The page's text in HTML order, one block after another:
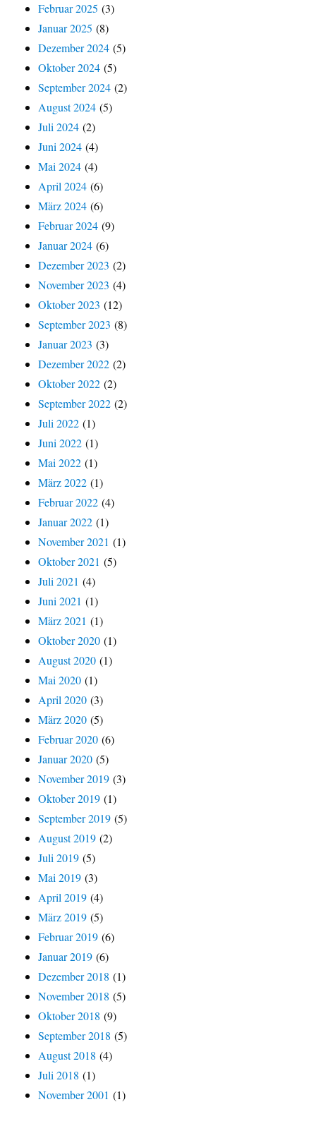
Februar 2025 (3)
Januar 2025 (8)
Dezember 2024 (5)
Oktober 2024 (5)
September 2024 (2)
August 2024 (5)
Juli 2024 (2)
Juni 2024 (4)
Mai 2024 (4)
April 2024 (6)
März 2024 (6)
Februar 2024 (9)
Januar 2024 (6)
Dezember 2023 (2)
November 2023 (4)
Oktober 2023 (12)
September 2023 (8)
Januar 2023 (3)
Dezember 2022 (2)
Oktober 2022 (2)
September 2022 (2)
Juli 2022 (1)
Juni 2022 (1)
Mai 2022 (1)
März 2022 (1)
Februar 2022 (4)
Januar 2022 (1)
November 2021 (1)
Oktober 2021 (5)
Juli 2021 (4)
Juni 2021 (1)
März 2021 (1)
Oktober 2020 (1)
August 2020 (1)
Mai 2020 (1)
April 2020 (3)
März 2020 (5)
Februar 2020 (6)
Januar 2020 (5)
November 2019 (3)
Oktober 2019 (1)
September 2019 (5)
August 2019 (2)
Juli 2019 (5)
Mai 2019 (3)
April 2019 (4)
März 2019 (5)
Februar 2019 (6)
Januar 2019 (6)
Dezember 2018 (1)
November 2018 (5)
Oktober 2018 (9)
September 2018 (5)
August 2018 (4)
Juli 2018 (1)
November 2001 (1)